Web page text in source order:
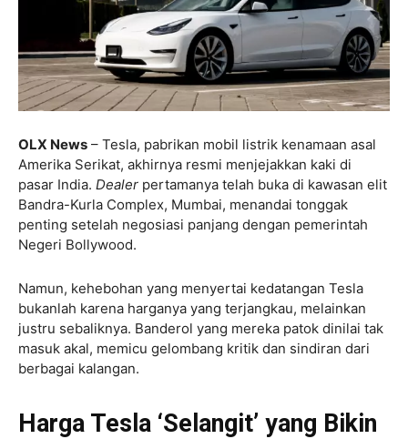
OLX News – Tesla, pabrikan mobil listrik kenamaan asal
Amerika Serikat, akhirnya resmi menjejakkan kaki di
pasar India. Dealer pertamanya telah buka di kawasan elit
Bandra-Kurla Complex, Mumbai, menandai tonggak
penting setelah negosiasi panjang dengan pemerintah
Negeri Bollywood.
Namun, kehebohan yang menyertai kedatangan Tesla
bukanlah karena harganya yang terjangkau, melainkan
justru sebaliknya. Banderol yang mereka patok dinilai tak
masuk akal, memicu gelombang kritik dan sindiran dari
berbagai kalangan.
Harga Tesla ‘Selangit’ yang Bikin